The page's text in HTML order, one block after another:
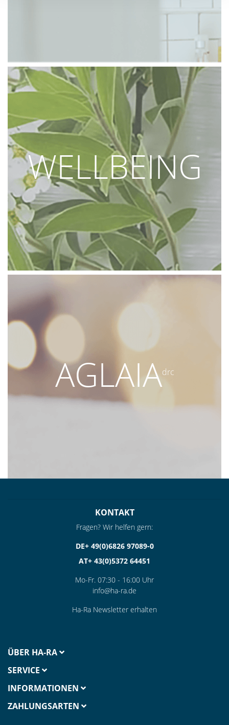
WELLBEING
AGLAIAdrc
KONTAKT
Fragen? Wir helfen gern:
DE+ 49(0)6826 97089-0
AT+ 43(0)5372 64451
Mo-Fr. 07:30 - 16:00 Uhr
info@ha-ra.de
Ha-Ra Newsletter erhalten
ÜBER HA-RA
SERVICE
INFORMATIONEN
ZAHLUNGSARTEN